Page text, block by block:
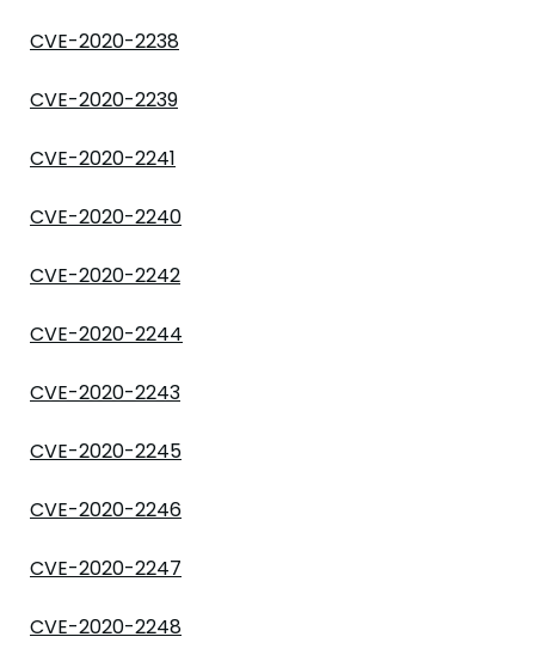
CVE-2020-2238
CVE-2020-2239
CVE-2020-2241
CVE-2020-2240
CVE-2020-2242
CVE-2020-2244
CVE-2020-2243
CVE-2020-2245
CVE-2020-2246
CVE-2020-2247
CVE-2020-2248